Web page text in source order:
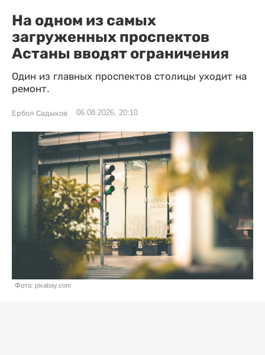
На одном из самых
загруженных проспектов
Астаны вводят ограничения
Один из главных проспектов столицы уходит на
ремонт.
Ербол Садыков 06.08.2026, 20:10
Фото: pixabay.com